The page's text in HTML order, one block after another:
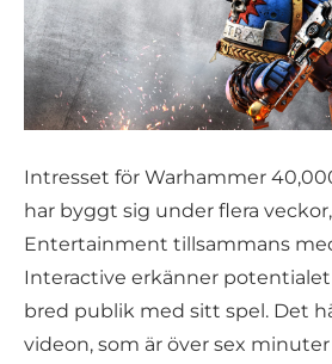
Intresset för Warhammer
har byggt sig under flera
Entertainment tillsammans
Interactive erkänner
bred publik med sitt spel. Det
videon, som är över sex